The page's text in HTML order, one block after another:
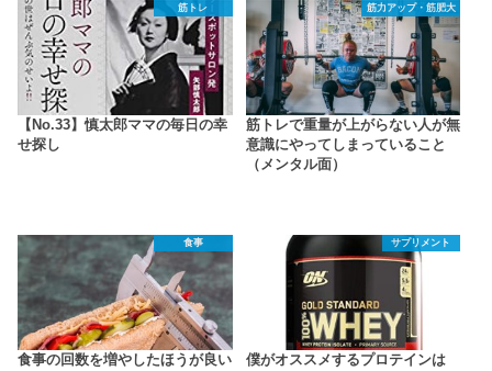
筋トレ
【No.33】慎太郎ママの毎日の幸
せ探し
筋力アップ・筋肥大
筋トレで重量が上がらない人が無
意識にやってしまっていること
（メンタル面）
食事
食事の回数を増やしたほうが良い
サプリメント
僕がオススメするプロテインは